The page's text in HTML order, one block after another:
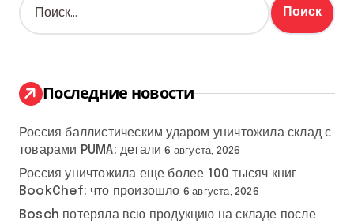
а
:
Последние новости
Россия баллистическим ударом уничтожила склад с
товарами PUMA: детали 6 августа, 2026
Россия уничтожила еще более 100 тысяч книг
BookChef: что произошло 6 августа, 2026
Bosch потеряла всю продукцию на складе после